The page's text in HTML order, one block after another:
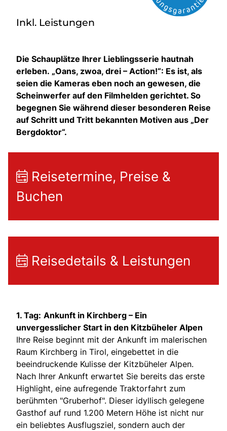
Inkl. Leistungen
Die Schauplätze Ihrer Lieblingsserie hautnah
erleben. „Oans, zwoa, drei – Action!“: Es ist, als
seien die Kameras eben noch an gewesen, die
Scheinwerfer auf den Filmhelden gerichtet. So
begegnen Sie während dieser besonderen Reise
auf Schritt und Tritt bekannten Motiven aus „Der
Bergdoktor“.
Reisetermine, Preise &
Buchen
Reisedetails & Leistungen
1. Tag: Ankunft in Kirchberg – Ein
unvergesslicher Start in den Kitzbüheler Alpen
Ihre Reise beginnt mit der Ankunft im malerischen
Raum Kirchberg in Tirol, eingebettet in die
beeindruckende Kulisse der Kitzbüheler Alpen.
Nach Ihrer Ankunft erwartet Sie bereits das erste
Highlight, eine aufregende Traktorfahrt zum
berühmten "Gruberhof". Dieser idyllisch gelegene
Gasthof auf rund 1.200 Metern Höhe ist nicht nur
ein beliebtes Ausflugsziel, sondern auch der